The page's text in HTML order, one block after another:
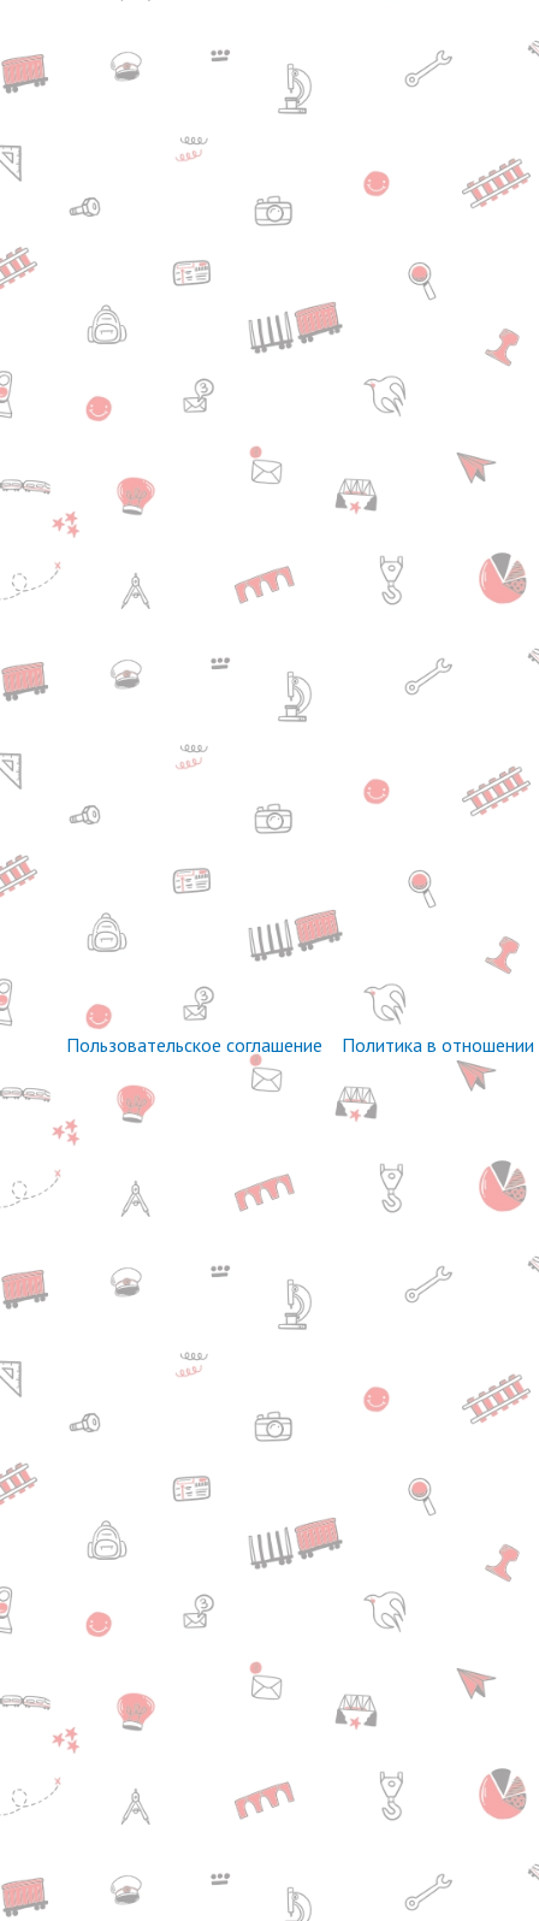
Пользовательское соглашение Политика в